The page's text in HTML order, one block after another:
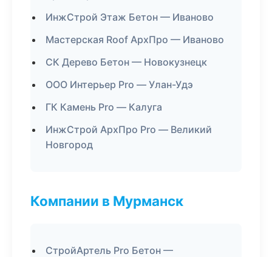
ИнжСтрой Этаж Бетон — Иваново
Мастерская Roof АрхПро — Иваново
СК Дерево Бетон — Новокузнецк
ООО Интерьер Pro — Улан-Удэ
ГК Камень Pro — Калуга
ИнжСтрой АрхПро Pro — Великий
Новгород
Компании в Мурманск
СтройАртель Pro Бетон —